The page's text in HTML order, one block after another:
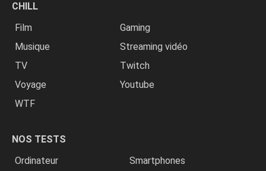
CHILL
Film
Gaming
Musique
Streaming vidéo
TV
Twitch
Voyage
Youtube
WTF
NOS TESTS
Ordinateur
Smartphones